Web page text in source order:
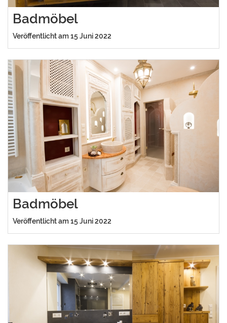
Badmöbel
Veröffentlicht am 15 Juni 2022
Badmöbel
Veröffentlicht am 15 Juni 2022